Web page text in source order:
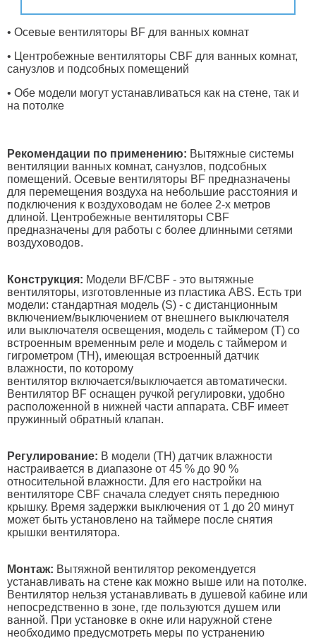
• Осевые вентиляторы ВF для ванных комнат
• Центробежные вентиляторы СВF для ванных комнат,
санузлов и подсобных помещений
• Обе модели могут устанавливаться как на стене, так и
на потолке
Рекомендации по применению: Вытяжные системы
вентиляции ванных комнат, санузлов, подсобных
помещений. Осевые вентиляторы ВF предназначены
для перемещения воздуха на небольшие расстояния и
подключения к воздуховодам не более 2-х метров
длиной. Центробежные вентиляторы СВF
предназначены для работы с более длинными сетями
воздуховодов.
Конструкция: Модели BF/CBF - это вытяжные
вентиляторы, изготовленные из пластика ABS. Есть три
модели: стандартная модель (S) - с дистанционным
включением/выключением от внешнего выключателя
или выключателя освещения, модель с таймером (T) со
встроенным временным реле и модель с таймером и
гигрометром (TH), имеющая встроенный датчик
влажности, по которому
вентилятор включается/выключается автоматически.
Вентилятор BF оснащен ручкой регулировки, удобно
расположенной в нижней части аппарата. CBF имеет
пружинный обратный клапан.
Регулирование: В модели (TH) датчик влажности
настраивается в диапазоне от 45 % до 90 %
относительной влажности. Для его настройки на
вентиляторе CBF сначала следует снять переднюю
крышку. Время задержки выключения от 1 до 20 минут
может быть установлено на таймере после снятия
крышки вентилятора.
Монтаж: Вытяжной вентилятор рекомендуется
устанавливать на стене как можно выше или на потолке.
Вентилятор нельзя устанавливать в душевой кабине или
непосредственно в зоне, где пользуются душем или
ванной. При установке в окне или наружной стене
необходимо предусмотреть меры по устранению